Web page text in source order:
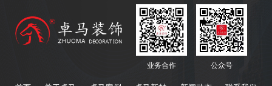
业务合作 公众号